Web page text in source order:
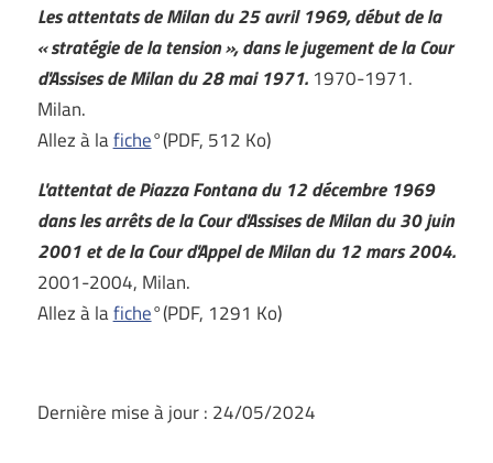
Les attentats de Milan du 25 avril 1969, début de la
« stratégie de la tension », dans le jugement de la Cour
d'Assises de Milan du 28 mai 1971.1970-1971.
Milan.
Allez à lafiche°(PDF, 512 Ko)
L'attentat de Piazza Fontana du 12 décembre 1969
dans les arrêts de la Cour d'Assises de Milan du 30 juin
2001 et de la Cour d'Appel de Milan du 12 mars 2004.
2001-2004, Milan.
Allez à lafiche°(PDF, 1291 Ko)
Dernière mise à jour : 24/05/2024